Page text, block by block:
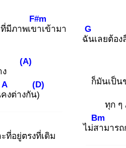
มีภาพเขา
F#m
เข้ามา
าง
(A)
ง
A
ต่างกัน)
(D)
อยู่ตรงที่เดิม
ฉัน
G
เลยต้อ
ก็มันเป็น
ทุก ๆ
ไม่สา
Bm
มาร